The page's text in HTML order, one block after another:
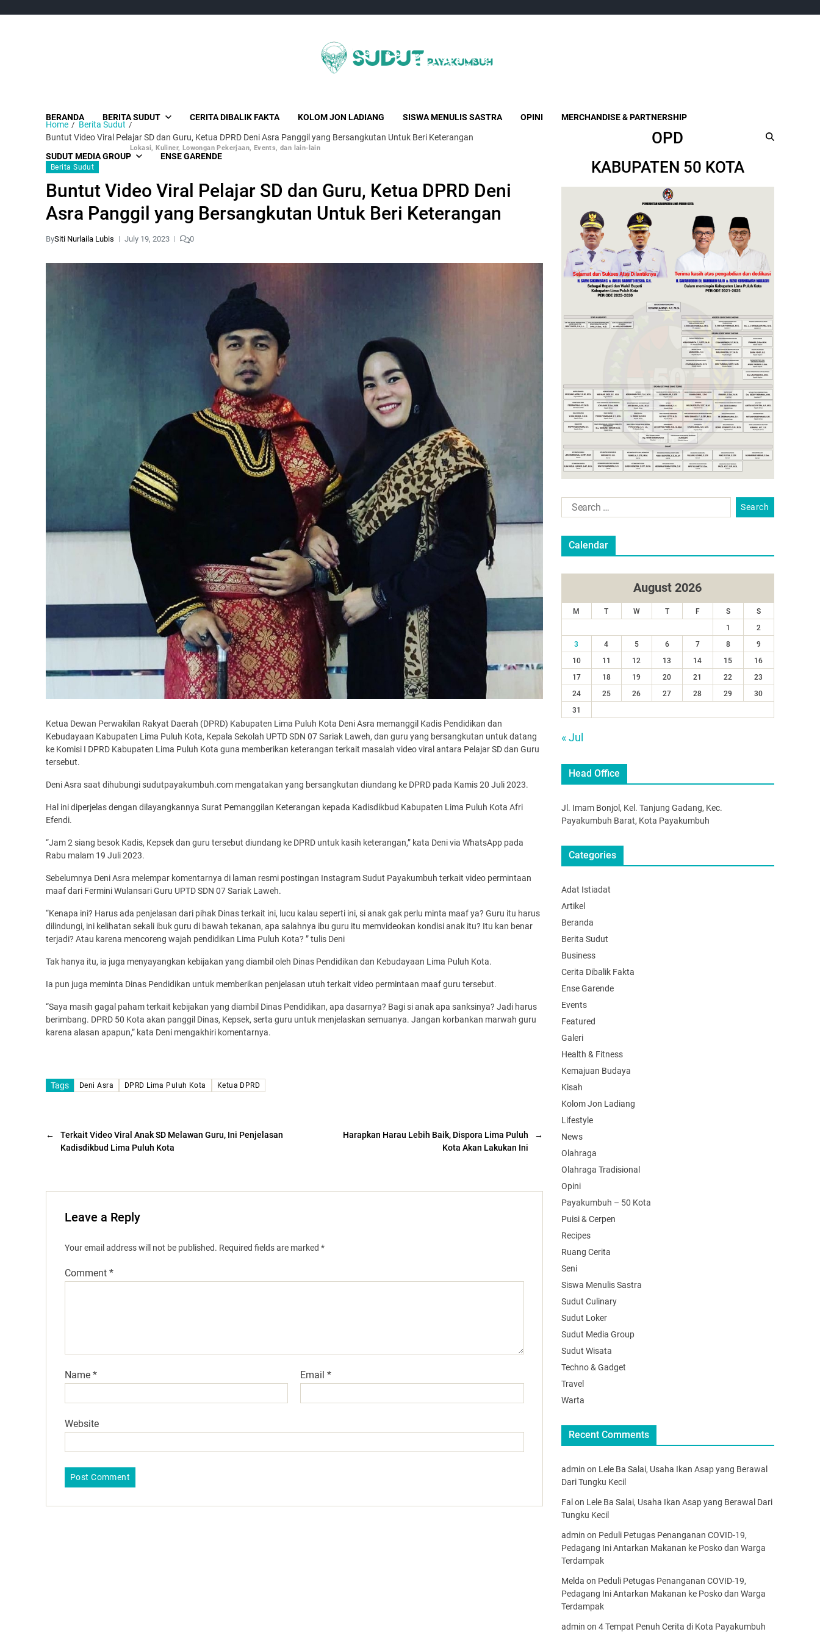
BERANDA BERITA SUDUT CERITA DIBALIK FAKTA KOLOM JON LADIANG SISWA MENULIS SASTRA OPINI MERCHANDISE & PARTNERSHIP
SUDUT MEDIA GROUP
Lokasi, Kuliner, Lowongan Pekerjaan, Events, dan lain-lain
ENSE GARENDE
Home
Berita Sudut
Buntut Video Viral Pelajar SD dan Guru, Ketua DPRD Deni Asra Panggil yang Bersangkutan Untuk Beri Keterangan
Berita Sudut
Buntut Video Viral Pelajar SD dan Guru, Ketua DPRD Deni
Asra Panggil yang Bersangkutan Untuk Beri Keterangan
BySiti Nurlaila Lubis July 19, 2023 0
Ketua Dewan Perwakilan Rakyat Daerah (DPRD) Kabupaten Lima Puluh Kota Deni Asra memanggil Kadis Pendidikan dan
Kebudayaan Kabupaten Lima Puluh Kota, Kepala Sekolah UPTD SDN 07 Sariak Laweh, dan guru yang bersangkutan untuk datang
ke Komisi I DPRD Kabupaten Lima Puluh Kota guna memberikan keterangan terkait masalah video viral antara Pelajar SD dan Guru
tersebut.
Deni Asra saat dihubungi sudutpayakumbuh.com mengatakan yang bersangkutan diundang ke DPRD pada Kamis 20 Juli 2023.
Hal ini diperjelas dengan dilayangkannya Surat Pemanggilan Keterangan kepada Kadisdikbud Kabupaten Lima Puluh Kota Afri
Efendi.
“Jam 2 siang besok Kadis, Kepsek dan guru tersebut diundang ke DPRD untuk kasih keterangan,” kata Deni via WhatsApp pada
Rabu malam 19 Juli 2023.
Sebelumnya Deni Asra melempar komentarnya di laman resmi postingan Instagram Sudut Payakumbuh terkait video permintaan
maaf dari Fermini Wulansari Guru UPTD SDN 07 Sariak Laweh.
“Kenapa ini? Harus ada penjelasan dari pihak Dinas terkait ini, lucu kalau seperti ini, si anak gak perlu minta maaf ya? Guru itu harus
dilindungi, ini kelihatan sekali ibuk guru di bawah tekanan, apa salahnya ibu guru itu memvideokan kondisi anak itu? Itu kan benar
terjadi? Atau karena mencoreng wajah pendidikan Lima Puluh Kota? ” tulis Deni
Tak hanya itu, ia juga menyayangkan kebijakan yang diambil oleh Dinas Pendidikan dan Kebudayaan Lima Puluh Kota.
Ia pun juga meminta Dinas Pendidikan untuk memberikan penjelasan utuh terkait video permintaan maaf guru tersebut.
“Saya masih gagal paham terkait kebijakan yang diambil Dinas Pendidikan, apa dasarnya? Bagi si anak apa sanksinya? Jadi harus
berimbang. DPRD 50 Kota akan panggil Dinas, Kepsek, serta guru untuk menjelaskan semuanya. Jangan korbankan marwah guru
karena alasan apapun,” kata Deni mengakhiri komentarnya.
Tags Deni Asra DPRD Lima Puluh Kota Ketua DPRD
←
Terkait Video Viral Anak SD Melawan Guru, Ini Penjelasan
Kadisdikbud Lima Puluh Kota
→
Harapkan Harau Lebih Baik, Dispora Lima Puluh
Kota Akan Lakukan Ini
Leave a Reply
Your email address will not be published. Required fields are marked *
Comment *
Name * Email*
Website
OPD
KABUPATEN 50 KOTA
Calendar
August 2026
M T W T F S
S
1
2
3
4 5 6 7 8
9
10
11 12 13 14 15
16
17
18 19 20 21 22
23
24
25 26 27 28 29
30
31
« Jul
Head Office
Jl. Imam Bonjol, Kel. Tanjung Gadang, Kec.
Payakumbuh Barat, Kota Payakumbuh
Categories
Adat Istiadat
Artikel
Beranda
Berita Sudut
Business
Cerita Dibalik Fakta
Ense Garende
Events
Featured
Galeri
Health & Fitness
Kemajuan Budaya
Kisah
Kolom Jon Ladiang
Lifestyle
News
Olahraga
Olahraga Tradisional
Opini
Payakumbuh – 50 Kota
Puisi & Cerpen
Recipes
Ruang Cerita
Seni
Siswa Menulis Sastra
Sudut Culinary
Sudut Loker
Sudut Media Group
Sudut Wisata
Techno & Gadget
Travel
Warta
Recent Comments
admin on Lele Ba Salai, Usaha Ikan Asap yang Berawal
Dari Tungku Kecil
Fal on Lele Ba Salai, Usaha Ikan Asap yang Berawal Dari
Tungku Kecil
admin on Peduli Petugas Penanganan COVID-19,
Pedagang Ini Antarkan Makanan ke Posko dan Warga
Terdampak
Melda on Peduli Petugas Penanganan COVID-19,
Pedagang Ini Antarkan Makanan ke Posko dan Warga
Terdampak
admin on 4 Tempat Penuh Cerita di Kota Payakumbuh